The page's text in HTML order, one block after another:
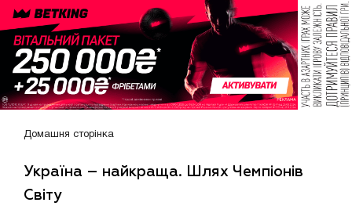
Домашня сторінка
Україна – найкраща. Шлях Чемпіонів
Світу